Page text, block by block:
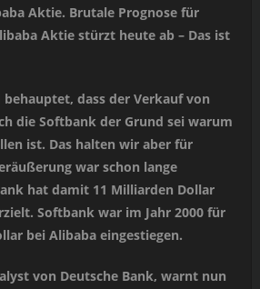
Aktie. Brutale Prognose für
Aktie stürzt heute ab – Das ist
dass der Verkauf von
die Softbank der Grund sei warum
ist. Das halten wir aber für
war schon lange
hat damit 11 Milliarden Dollar
Softbank war im Jahr 2000 für
bei Alibaba eingestiegen.
von Deutsche Bank, warnt nun